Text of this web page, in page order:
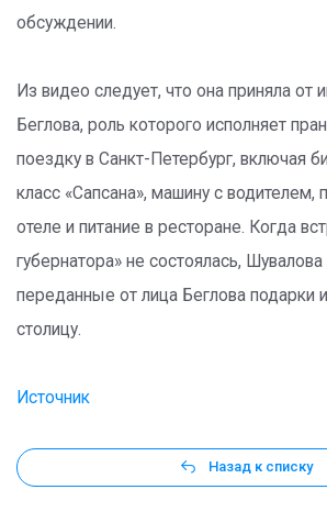
обсуждении.
Из видео следует, что она приняла от
Беглова, роль которого исполняет
поездку в Санкт-Петербург, включая
класс «Сапсана», машину с водителем,
отеле и питание в ресторане. Когда
губернатора» не состоялась, Шувалова
переданные от лица Беглова подарки
столицу.
Источник
Назад к списку